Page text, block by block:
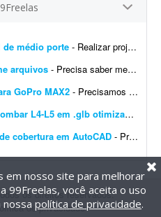
médio porte - Realizar projeto arquitetônico para hotel de médio porte e entregar os desenhos técnicos realizados em softwares de modelagem CAD/BIM. Você deverá entregar: * Rel...
arquivos - Precisa saber mexer em Autocad, Layout, Sketchup, Excel. Conforme listagem do word dos ajustes solicitados edas fotos dos ajustes feito a mão para passar para cad, layout e excel.
GoPro MAX2 - Precisamos do projeto 3D de um case protetor rígido para a câmera GoPro MAX2 (360°, 64 × 69,7 × 48,7 mm). O que o case precisa ter: - Envolver todo o corpo da câ...
Modelagem 3D de segmento lombar L4-L5 em .glb otimizado para WebGL
cobertura em AutoCAD - Preciso que sejam feitos 4 cortes e uma planta de cobertura. Ver arquivos em anexo. São dois pavimentos de um anexo; seguem as plantas de layout e as especificações. Necess&a...
os direitos reservados.
de privacidade
em nosso site para melhorar
99Freelas, você aceita o uso
nossa política de privacidade.